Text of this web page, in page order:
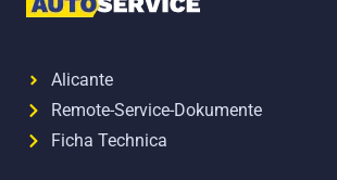
Alicante
Remote-Service-Dokumente
Ficha Technica